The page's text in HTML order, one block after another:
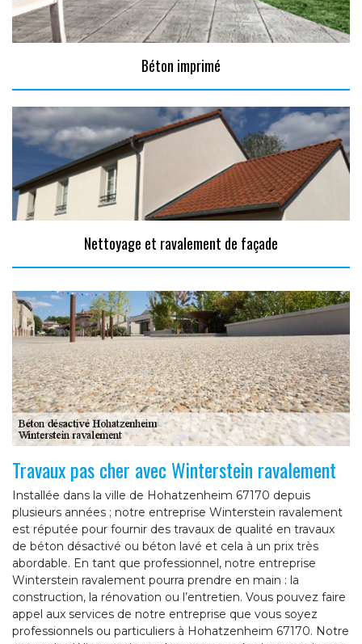
Béton imprimé
Nettoyage et ravalement de façade
Travaux pas cher avec Winterstein ravalement
Installée dans la ville de Hohatzenheim 67170 depuis
plusieurs années ; notre entreprise Winterstein ravalement
est réputée pour fournir des travaux de qualité en travaux
de béton désactivé ou béton lavé et cela à un prix très
abordable. En tant que professionnel, notre entreprise
Winterstein ravalement pourra prendre en main : la
construction, la rénovation ou l’entretien. Vous pouvez faire
appel aux services de notre entreprise que vous soyez
professionnels ou particuliers à Hohatzenheim 67170. Notre